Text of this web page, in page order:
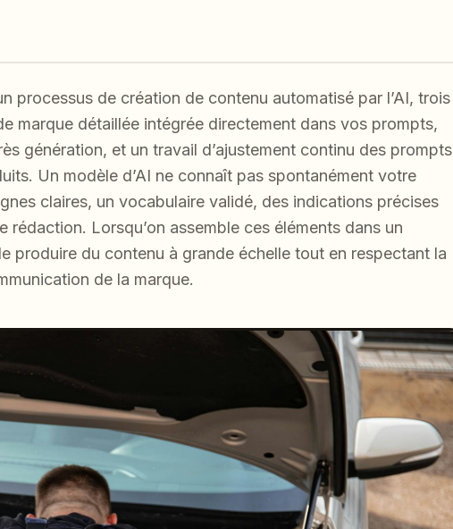
processus de création de contenu automatisé par l’AI, trois
marque détaillée intégrée directement dans vos prompts,
génération, et un travail d’ajustement continu des prompts
Un modèle d’AI ne connaît pas spontanément votre
claires, un vocabulaire validé, des indications précises
rédaction. Lorsqu’on assemble ces éléments dans un
produire du contenu à grande échelle tout en respectant la
de la marque.